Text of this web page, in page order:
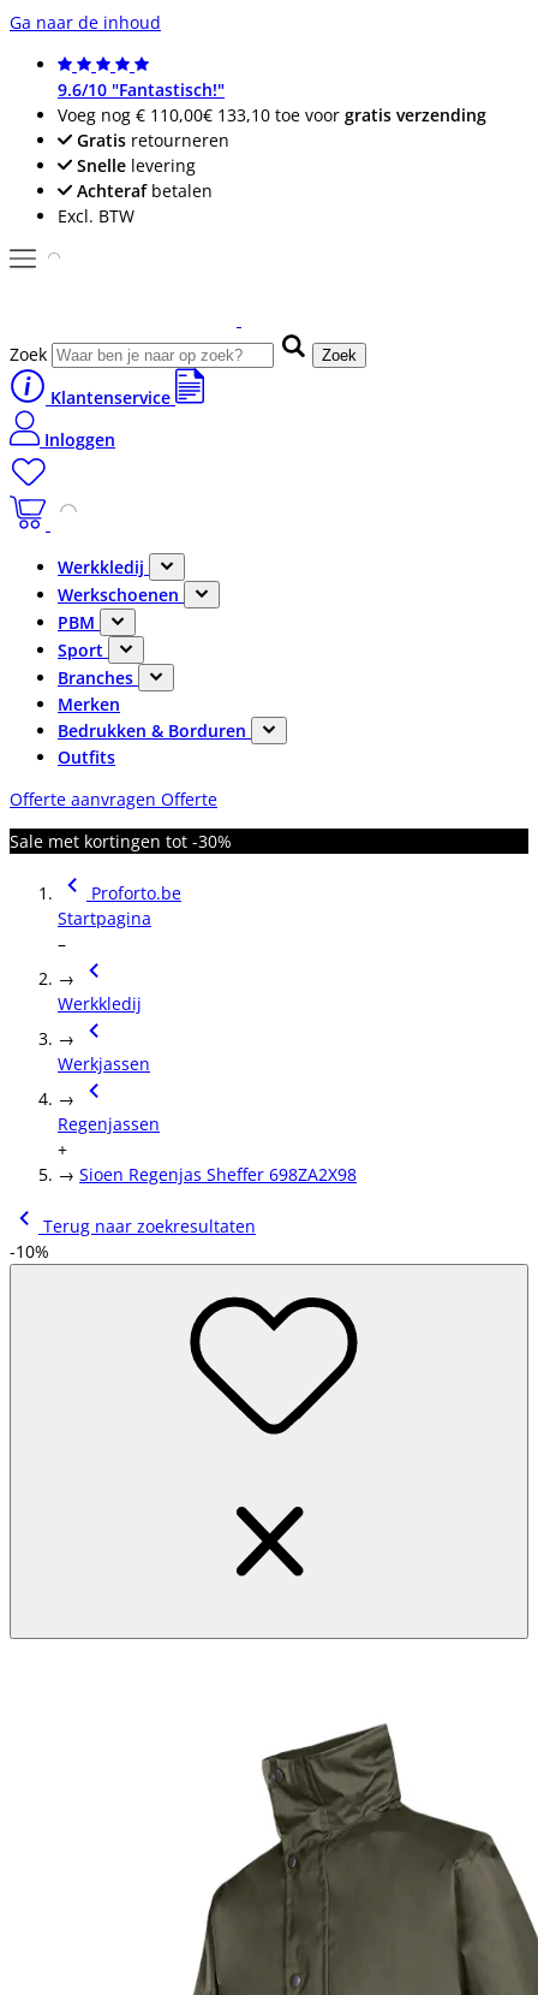
Ga naar de inhoud
9.6/10 "Fantastisch!"
Voeg nog € 110,00€ 133,10 toe voor gratis verzending
Gratis retourneren
Snelle levering
Achterafbetalen
Excl. BTW
Zoek Zoek
Klantenservice
Inloggen
Werkkledij
Werkschoenen
PBM
Sport
Branches
Merken
Bedrukken & Borduren
Outfits
Offerte aanvragen Offerte
Sale met kortingen tot -30%
Proforto.be
Startpagina
–
→
Werkkledij
→
Werkjassen
→
Regenjassen
+
→ Sioen Regenjas Sheffer 698ZA2X98
Terug naar zoekresultaten
-10%